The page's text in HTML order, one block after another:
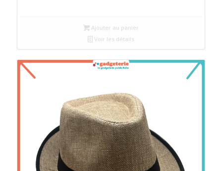
Ajouter au panier
Voir les détails